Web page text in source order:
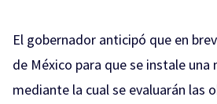
El gobernador anticipó que en
de México para que se instale una
mediante la cual se evaluarán las